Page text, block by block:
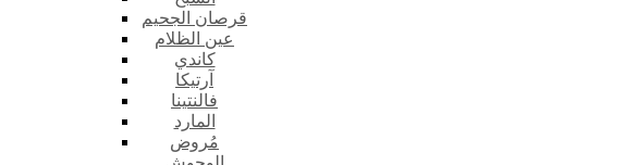
قرصان الجحيم
عين الظلام
كاندي
آرتيكا
فالنتينا
المارد
مُروض